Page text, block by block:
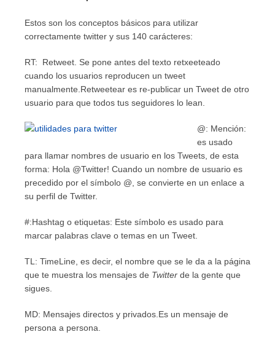
Estos son los conceptos básicos para utilizar
correctamente twitter y sus 140 carácteres:
RT: Retweet. Se pone antes del texto retxeeteado
cuando los usuarios reproducen un tweet
manualmente.Retweetear es re-publicar un Tweet de otro
usuario para que todos tus seguidores lo lean.
@: Mención:
es usado
para llamar nombres de usuario en los Tweets, de esta
forma: Hola @Twitter! Cuando un nombre de usuario es
precedido por el símbolo @, se convierte en un enlace a
su perfil de Twitter.
#:Hashtag o etiquetas: Este símbolo es usado para
marcar palabras clave o temas en un Tweet.
TL: TimeLine, es decir, el nombre que se le da a la página
que te muestra los mensajes de Twitter de la gente que
sigues.
MD: Mensajes directos y privados.Es un mensaje de
persona a persona.